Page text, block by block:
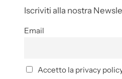
Iscriviti alla nostra
Email
Accetto la privacy